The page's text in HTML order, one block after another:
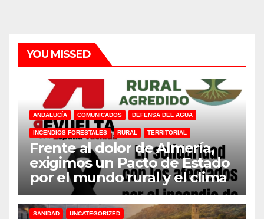
YOU MISSED
ANDALUCÍA COMUNICADOS DEFENSA DEL AGUA
INCENDIOS FORESTALES RURAL TERRITORIAL
Frente al dolor de Almería,
exigimos un Pacto de Estado
por el mundo rural y el clima
31M DEFENSA DEL AGUA DESPOBLACION FERROCARRIL
MACROGRANJAS PLANTAS BIOGÁS RENOVABLES
SANIDAD UNCATEGORIZED